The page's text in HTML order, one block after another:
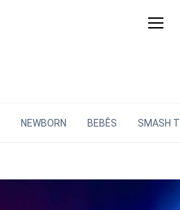
NEWBORN BEBÊS SMASH